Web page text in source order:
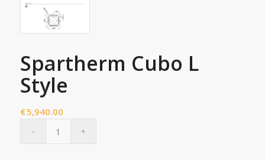
Spartherm Cubo L
Style
€5,940.00